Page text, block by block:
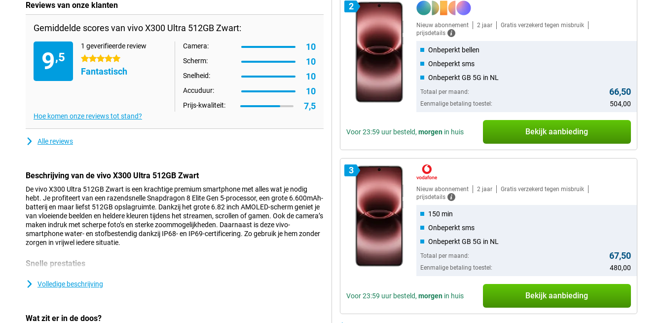
Reviews van onze klanten
Gemiddelde scores van vivo X300 Ultra 512GB Zwart:
9,5
1 geverifieerde review
5 sterren
Fantastisch
Camera: 10
Scherm: 10
Snelheid: 10
Accuduur: 10
Prijs-kwaliteit: 7,5
Hoe komen onze reviews tot stand?
Alle reviews
Beschrijving van de vivo X300 Ultra 512GB Zwart
De vivo X300 Ultra 512GB Zwart is een krachtige premium smartphone met alles wat je nodig
hebt. Je profiteert van een razendsnelle Snapdragon 8 Elite Gen 5-processor, een grote 6.600mAh-
batterij en maar liefst 512GB opslagruimte. Dankzij het grote 6.82 inch AMOLED-scherm geniet je
van vloeiende beelden en heldere kleuren tijdens het streamen, scrollen of gamen. Ook de camera’s
maken indruk met scherpe foto’s en sterke zoommogelijkheden. Daarnaast is deze vivo-
smartphone water- en stofbestendig dankzij IP68- en IP69-certificering. Zo gebruik je hem zonder
zorgen in vrijwel iedere situatie.
Snelle prestaties
processor. Hierdoor voelt het toestel snel aan bij alles wat je doet. Apps openen vlot, multitasken
gebruiksvriendelijk. Hierdoor navigeer je makkelijk door menu’s en heb je jouw favoriete apps altijd
Volledige beschrijving
Wat zit er in de doos?
2
Nieuw abonnement 2 jaar
Gratis verzekerd tegen misbruik
prijsdetails
Onbeperkt bellen
Onbeperkt sms
Onbeperkt GB 5G in NL
Totaal per maand: 66,50
Eenmalige betaling toestel: 504,00
Voor 23:59 uur besteld, morgen in huis Bekijk aanbieding
3
Nieuw abonnement 2 jaar
Gratis verzekerd tegen misbruik
prijsdetails
150 min
Onbeperkt sms
Onbeperkt GB 5G in NL
Totaal per maand: 67,50
Eenmalige betaling toestel: 480,00
Voor 23:59 uur besteld, morgen in huis Bekijk aanbieding